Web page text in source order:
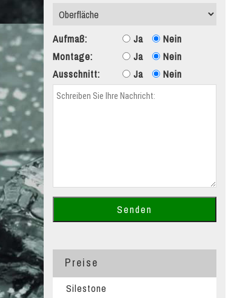
Aufmaß: Ja
Nein
Montage:
Ja
Nein
Ausschnitt:
Ja Nein
Preise
Silestone